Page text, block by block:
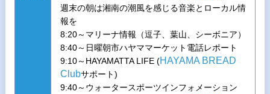
週末の朝は湘南の潮風を感じる音楽とローカル情
報を
8:20～マリーナ情報（逗子、葉山、シーボニア）
8:40～日曜朝市ハヤママーケット電話レポート
9:10～HAYAMATTA LIFE (HAYAMA BREAD
Clubサポート)
9:40～ウォータースポーツインフォメーション